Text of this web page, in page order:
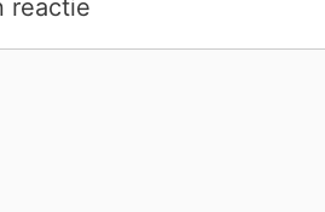
reactie